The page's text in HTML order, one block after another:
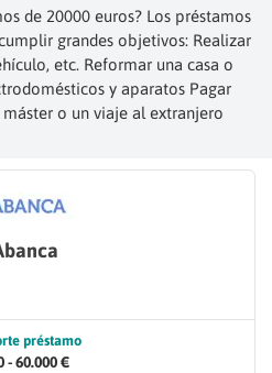
de 20000 euros? Los préstamos
grandes objetivos: Realizar
etc. Reformar una casa o
y aparatos Pagar
o un viaje al extranjero
préstamo
- 60.000 €